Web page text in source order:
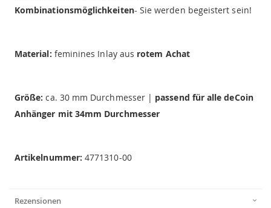
Kombinationsmöglichkeiten- Sie werden begeistert sein!
Material: feminines Inlay aus rotem Achat
Größe: ca. 30 mm Durchmesser | passend für alle deCoin
Anhänger mit 34mm Durchmesser
Artikelnummer:4771310-00
Rezensionen